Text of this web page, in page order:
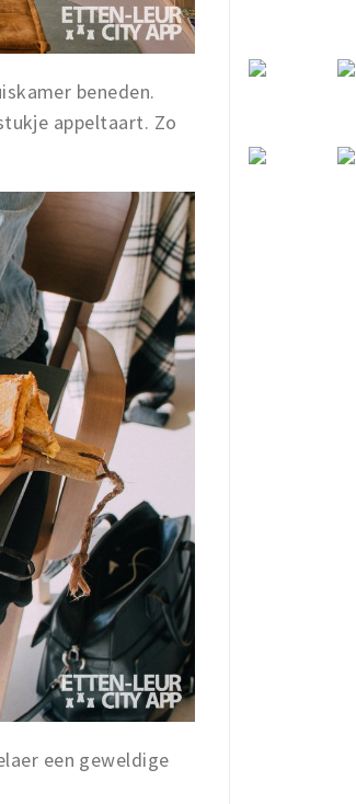
beneden.
appeltaart. Zo
een geweldige